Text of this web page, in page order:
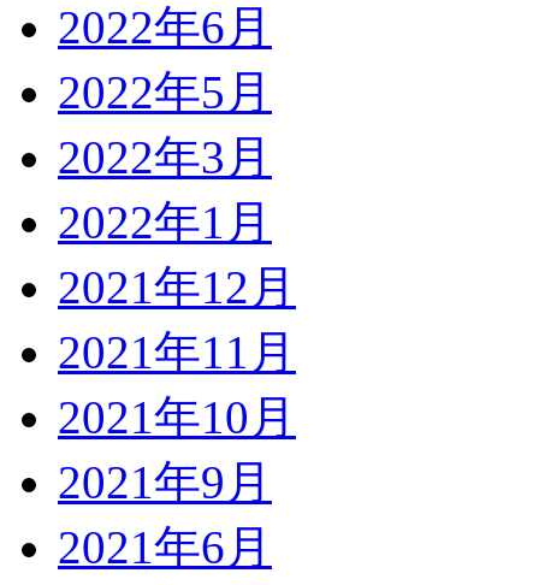
2022年6月
2022年5月
2022年3月
2022年1月
2021年12月
2021年11月
2021年10月
2021年9月
2021年6月